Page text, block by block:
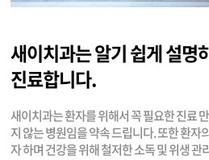
새이치과는 알기 쉽게 설명
진료합니다.
새이치과는 환자를 위해서 꼭 필요한 진료
지 않는 병원임을 약속 드립니다.또한 환자
자 하며건강을 위해 철저한 소독 및 위생